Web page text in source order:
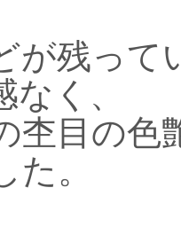
が残って
く、
杢目の色
。